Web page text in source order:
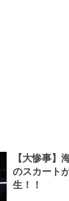
【大惨事】
のスカート
生！！